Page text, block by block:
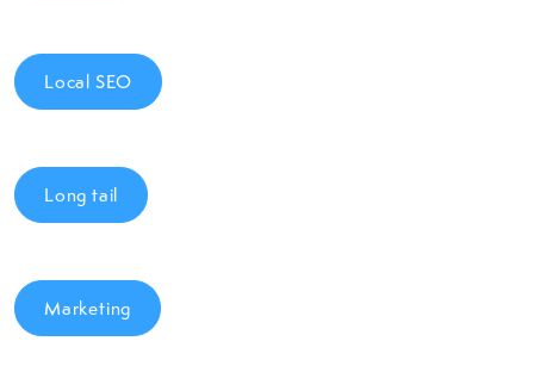
Local SEO
Long tail
Marketing